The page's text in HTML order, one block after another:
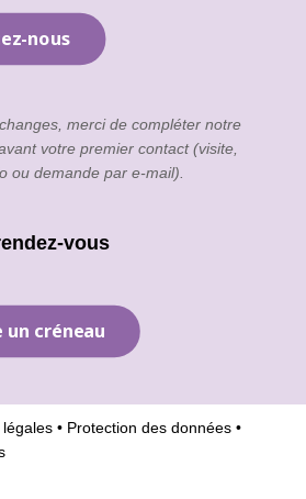
nous
merci de compléter notre
votre premier contact (visite,
ou demande par e-mail).
vous
un créneau
• Protection des données •